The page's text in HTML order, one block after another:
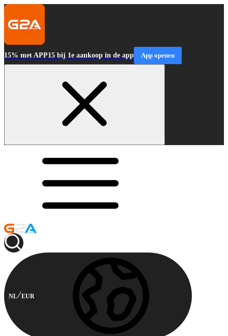
15% met APP15 bij 1e aankoop in de app App openen
NL EUR